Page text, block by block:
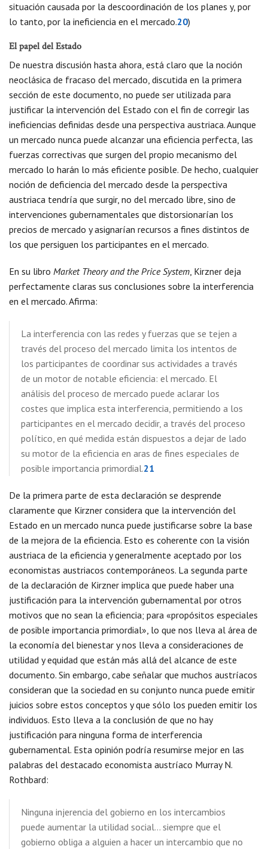
situación causada por la descoordinación de los planes y, por
lo tanto, por la ineficiencia en el mercado.20)
El papel del Estado
De nuestra discusión hasta ahora, está claro que la noción
neoclásica de fracaso del mercado, discutida en la primera
sección de este documento, no puede ser utilizada para
justificar la intervención del Estado con el fin de corregir las
ineficiencias definidas desde una perspectiva austriaca. Aunque
un mercado nunca puede alcanzar una eficiencia perfecta, las
fuerzas correctivas que surgen del propio mecanismo del
mercado lo harán lo más eficiente posible. De hecho, cualquier
noción de deficiencia del mercado desde la perspectiva
austriaca tendría que surgir, no del mercado libre, sino de
intervenciones gubernamentales que distorsionarían los
precios de mercado y asignarían recursos a fines distintos de
los que persiguen los participantes en el mercado.
En su libro Market Theory and the Price System, Kirzner deja
perfectamente claras sus conclusiones sobre la interferencia
en el mercado. Afirma:
La interferencia con las redes y fuerzas que se tejen a
través del proceso del mercado limita los intentos de
los participantes de coordinar sus actividades a través
de un motor de notable eficiencia: el mercado. El
análisis del proceso de mercado puede aclarar los
costes que implica esta interferencia, permitiendo a los
participantes en el mercado decidir, a través del proceso
político, en qué medida están dispuestos a dejar de lado
su motor de la eficiencia en aras de fines especiales de
posible importancia primordial.21
De la primera parte de esta declaración se desprende
claramente que Kirzner considera que la intervención del
Estado en un mercado nunca puede justificarse sobre la base
de la mejora de la eficiencia. Esto es coherente con la visión
austriaca de la eficiencia y generalmente aceptado por los
economistas austriacos contemporáneos. La segunda parte
de la declaración de Kirzner implica que puede haber una
justificación para la intervención gubernamental por otros
motivos que no sean la eficiencia; para «propósitos especiales
de posible importancia primordial», lo que nos lleva al área de
la economía del bienestar y nos lleva a consideraciones de
utilidad y equidad que están más allá del alcance de este
documento. Sin embargo, cabe señalar que muchos austríacos
consideran que la sociedad en su conjunto nunca puede emitir
juicios sobre estos conceptos y que sólo los pueden emitir los
individuos. Esto lleva a la conclusión de que no hay
justificación para ninguna forma de interferencia
gubernamental. Esta opinión podría resumirse mejor en las
palabras del destacado economista austríaco Murray N.
Rothbard:
Ninguna injerencia del gobierno en los intercambios
puede aumentar la utilidad social… siempre que el
gobierno obliga a alguien a hacer un intercambio que no